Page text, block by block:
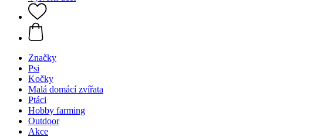
Značky
Psi
Kočky
Malá domácí zvířata
Ptáci
Hobby farming
Outdoor
Akce